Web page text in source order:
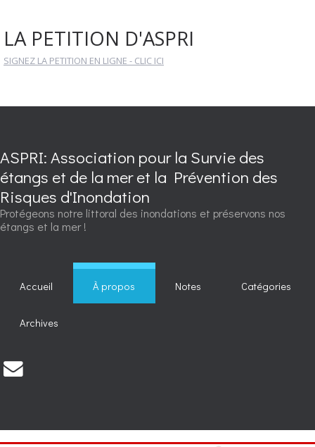
LA PETITION D'ASPRI
SIGNEZ LA PETITION EN LIGNE - CLIC ICI
ASPRI: Association pour la Survie des
étangs et de la mer et la Prévention des
Risques d'Inondation
Protégeons notre littoral des inondations et préservons nos
étangs et la mer !
Accueil À propos Notes Catégories
Archives